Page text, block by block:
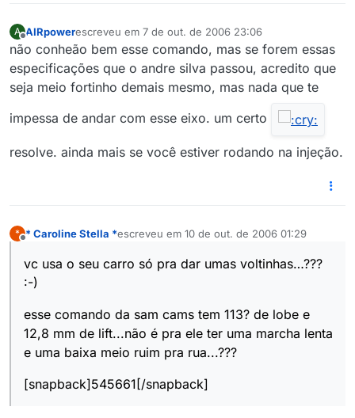
A AIRpowerescreveu em 7 de out. de 2006 23:06
última edição por
não conheão bem esse comando, mas se forem essas
especificações que o andre silva passou, acredito que
seja meio fortinho demais mesmo, mas nada que te
impessa de andar com esse eixo. um certo
resolve. ainda mais se você estiver rodando na injeção.
* * Caroline Stella *escreveu em 10 de out. de 2006 01:29
última edição por
vc usa o seu carro só pra dar umas voltinhas…???
:-)
esse comando da sam cams tem 113? de lobe e
12,8 mm de lift...não é pra ele ter uma marcha lenta
e uma baixa meio ruim pra rua...???
[snapback]545661[/snapback]